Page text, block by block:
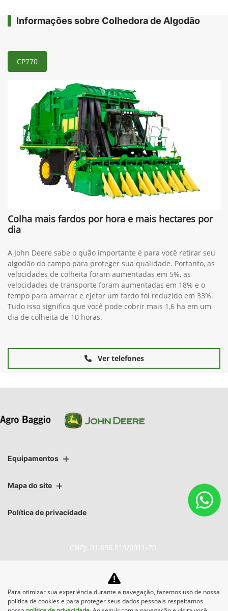
Informações sobre Colhedora de Algodão
CP770
Colha mais fardos por hora e mais hectares por
dia
A John Deere sabe o quão importante é para você retirar seu
algodão do campo para proteger sua qualidade. Portanto, as
velocidades de colheita foram aumentadas em 5%, as
velocidades de transporte foram aumentadas em 18% e o
tempo para amarrar e ejetar um fardo foi reduzido em 33%.
Tudo isso significa que você pode cobrir mais 1,6 ha em um
dia de colheita de 10 horas.
Ver telefones
Equipamentos
Mapa do site
Política de privacidade
CNPJ: 01.696.819/0011-70
No trânsito, enxergar o outro
salva vidas.
Para otimizar sua experiência durante a navegação, fazemos uso de nossa
política de cookies e para proteger seus dados pessoais respeitamos